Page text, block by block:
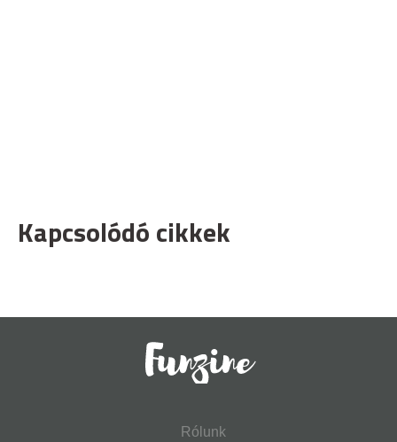
Kapcsolódó cikkek
Rólunk